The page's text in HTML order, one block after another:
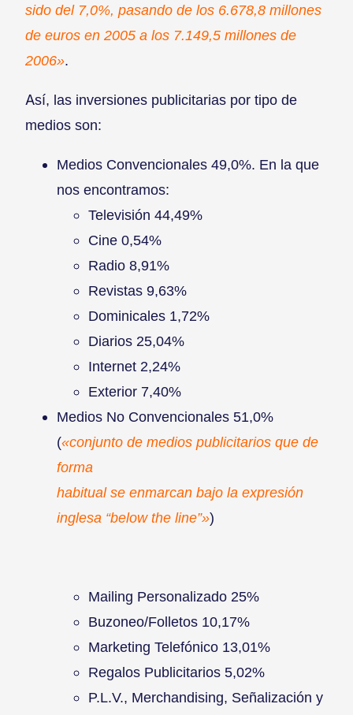
sido del 7,0%, pasando de los 6.678,8 millones
de euros en 2005 a los 7.149,5 millones de
2006».
Así, las inversiones publicitarias por tipo de
medios son:
Medios Convencionales 49,0%. En la que
nos encontramos:
Televisión 44,49%
Cine 0,54%
Radio 8,91%
Revistas 9,63%
Dominicales 1,72%
Diarios 25,04%
Internet 2,24%
Exterior 7,40%
Medios No Convencionales 51,0%
(«conjunto de medios publicitarios que de
forma
habitual se enmarcan bajo la expresión
inglesa “below the line”»)
Mailing Personalizado 25%
Buzoneo/Folletos 10,17%
Marketing Telefónico 13,01%
Regalos Publicitarios 5,02%
P.L.V., Merchandising, Señalización y